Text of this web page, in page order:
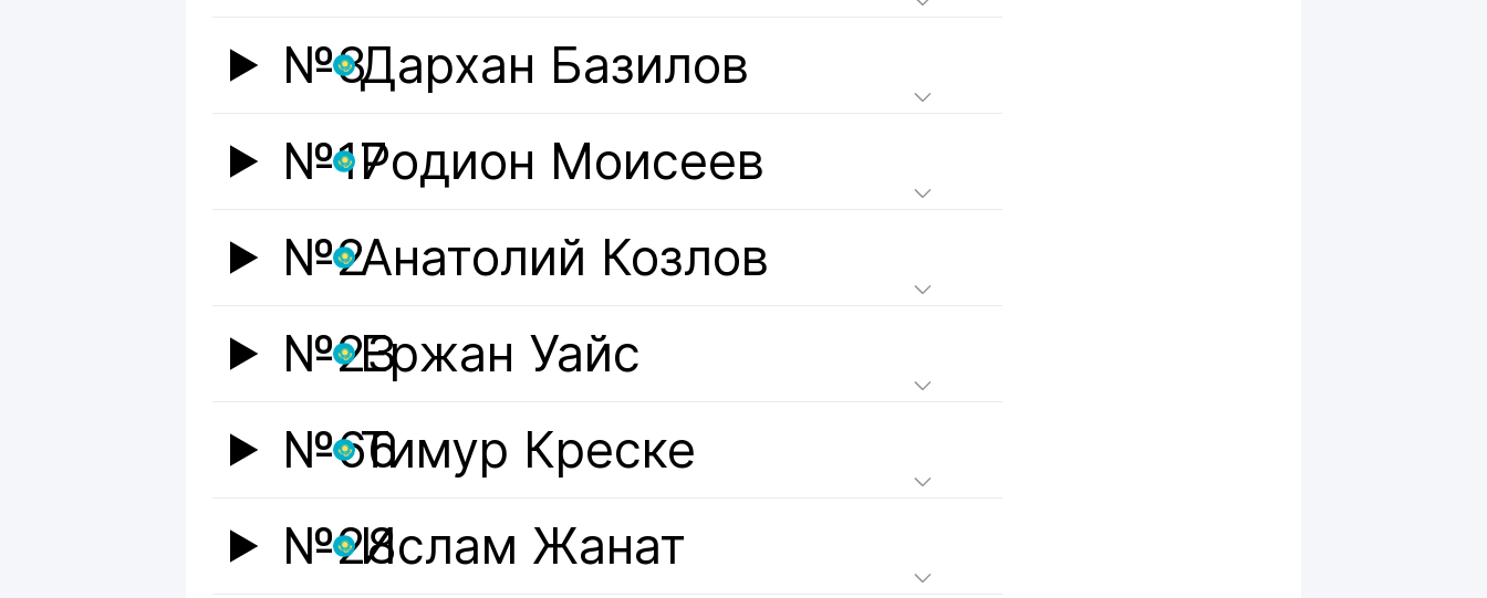
№3Дархан Базилов
№17Родион Моисеев
№2Анатолий Козлов
№23Ержан Уайс
№66Тимур Креске
№28Ислам Жанат